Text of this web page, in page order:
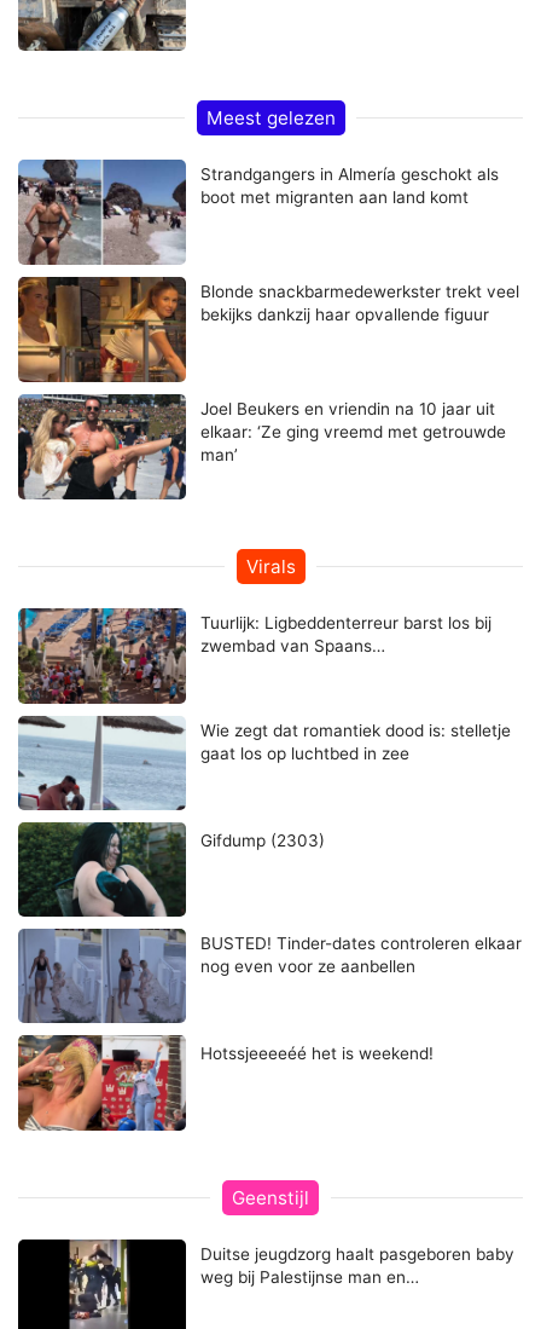
Meest gelezen
Strandgangers in Almería geschokt als
boot met migranten aan land komt
Blonde snackbarmedewerkster trekt veel
bekijks dankzij haar opvallende figuur
Joel Beukers en vriendin na 10 jaar uit
elkaar: ‘Ze ging vreemd met getrouwde
man’
Virals
Tuurlijk: Ligbeddenterreur barst los bij
zwembad van Spaans…
Wie zegt dat romantiek dood is: stelletje
gaat los op luchtbed in zee
Gifdump (2303)
BUSTED! Tinder-dates controleren elkaar
nog even voor ze aanbellen
Hotssjeeeeéé het is weekend!
Geenstijl
Duitse jeugdzorg haalt pasgeboren baby
weg bij Palestijnse man en…